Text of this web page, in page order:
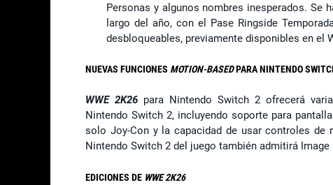
Personas y algunos nombres inesperados. Se
largo del año, con el Pase Ringside
desbloqueables, previamente disponibles en el
NUEVAS FUNCIONES MOTION-BASEDPARA NINTENDO
WWE 2K26 para Nintendo Switch 2 ofrecerá
Nintendo Switch 2, incluyendo soporte para
solo Joy-Con y la capacidad de usar controles
Nintendo Switch 2 del juego también admitirá
EDICIONES DE WWE 2K26